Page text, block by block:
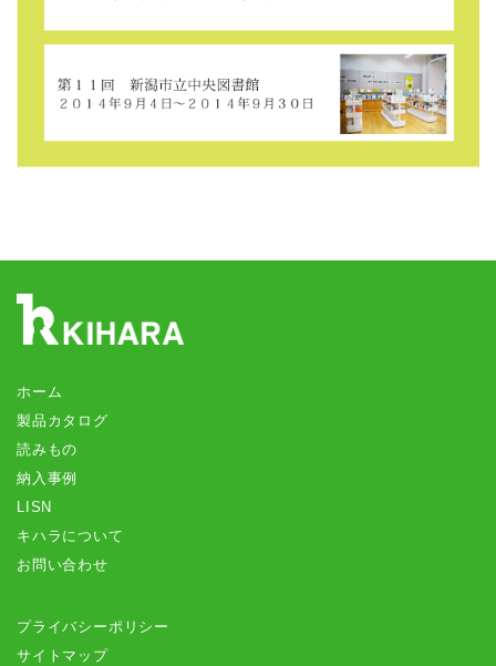
ホーム
製品カタログ
読みもの
納入事例
LISN
キハラについて
お問い合わせ
プライバシーポリシー
サイトマップ